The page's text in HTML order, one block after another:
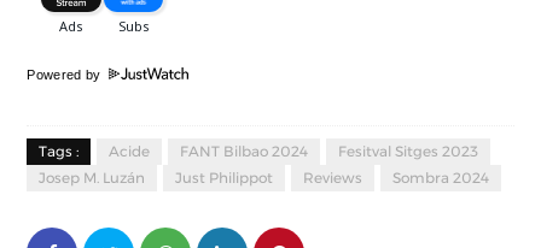
Powered by
Tags : Acide FANT Bilbao 2024
Fesitval Sitges 2023
Josep M. Luzán
Just Philippot Reviews Sombra 2024